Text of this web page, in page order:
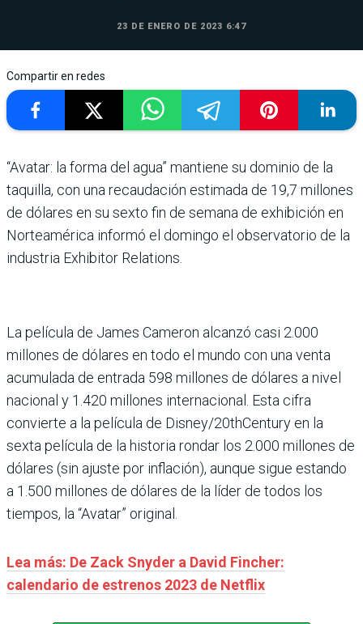
23 DE ENERO DE 2023 6:47
Compartir en redes
“Avatar: la forma del agua” mantiene su dominio de la
taquilla, con una recaudación estimada de 19,7 millones
de dólares en su sexto fin de semana de exhibición en
Norteamérica informó el domingo el observatorio de la
industria Exhibitor Relations.
La película de James Cameron alcanzó casi 2.000
millones de dólares en todo el mundo con una venta
acumulada de entrada 598 millones de dólares a nivel
nacional y 1.420 millones internacional. Esta cifra
convierte a la película de Disney/20thCentury en la
sexta película de la historia rondar los 2.000 millones de
dólares (sin ajuste por inflación), aunque sigue estando
a 1.500 millones de dólares de la líder de todos los
tiempos, la “Avatar” original.
Lea más: De Zack Snyder a David Fincher:
calendario de estrenos 2023 de Netflix